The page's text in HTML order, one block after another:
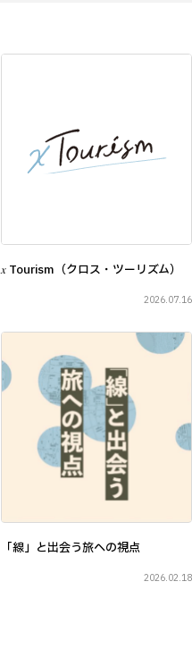
𝑥 Tourism（クロス・ツーリズム）
2026.07.16
「線」と出会う旅への視点
2026.02.18